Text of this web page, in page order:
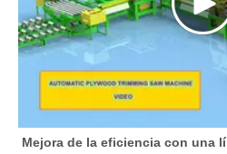
Mejora de la eficiencia con una